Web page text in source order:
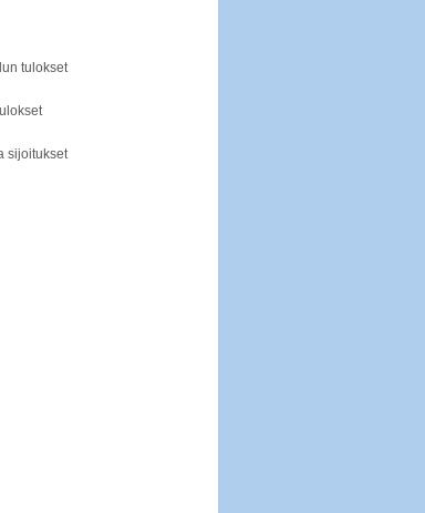
tulokset
sijoitukset